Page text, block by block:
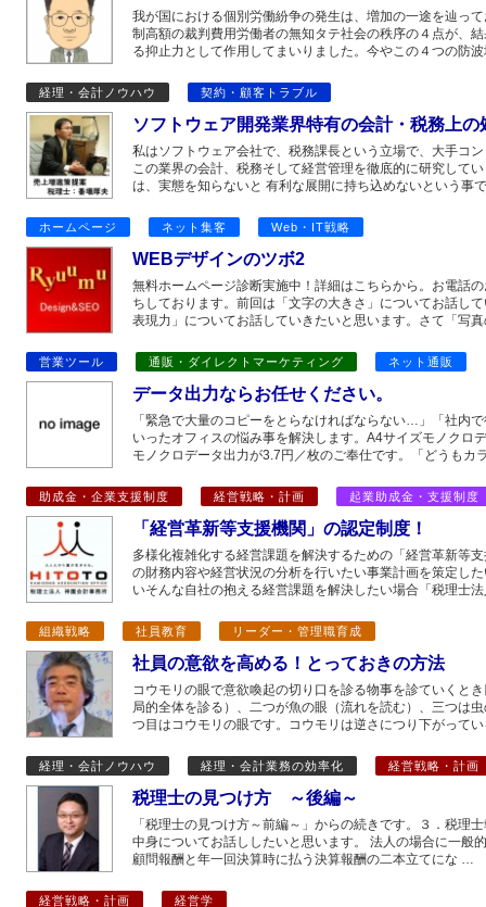
我が国における個別労働紛争の発生は、増加の一途を辿っ
制高額の裁判費用労働者の無知タテ社会の秩序の４点が、
る抑止力として作用してまいりました。今やこの４つの防
経理・会計ノウハウ 契約・顧客トラブル
ソフトウェア開発業界特有の会計・税務上の
私はソフトウェア会社で、税務課長という立場で、大手コ
この業界の会計、税務そして経営管理を徹底的に研究して
は、実態を知らないと 有利な展開に持ち込めないという事
ホームページ ネット集客 Web・IT戦略
WEBデザインのツボ2
無料ホームページ診断実施中！詳細はこちらから。お電話
ちしております。前回は「文字の大きさ」についてお話し
表現力」についてお話していきたいと思います。さて「写
営業ツール 通販・ダイレクトマーケティング ネット通販
データ出力ならお任せください。
「緊急で大量のコピーをとらなければならない…」「社内
いったオフィスの悩み事を解決します。A4サイズモノクロ
モノクロデータ出力が3.7円／枚のご奉仕です。「どうもカ
助成金・企業支援制度 経営戦略・計画 起業助成金・支援制度
「経営革新等支援機関」の認定制度！
多様化複雑化する経営課題を解決するための「経営革新等
の財務内容や経営状況の分析を行いたい事業計画を策定し
いそんな自社の抱える経営課題を解決したい場合「税理士
組織戦略 社員教育 リーダー・管理職育成
社員の意欲を高める！とっておきの方法
コウモリの眼で意欲喚起の切り口を診る物事を診ていくと
局的全体を診る）、二つが魚の眼（流れを読む）、三つは
つ目はコウモリの眼です。コウモリは逆さにつり下がって
経理・会計ノウハウ 経理・会計業務の効率化 経営戦略・計画
税理士の見つけ方 ～後編～
「税理士の見つけ方～前編～」からの続きです。３．税理
中身についてお話ししたいと思います。 法人の場合に一般
顧問報酬と年一回決算時に払う決算報酬の二本立てにな …
経営戦略・計画 経営学